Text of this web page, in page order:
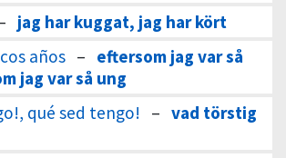
jag har kuggat, jag har kört
años – eftersom jag var så
jag var så ung
qué sed tengo! – vad törstig